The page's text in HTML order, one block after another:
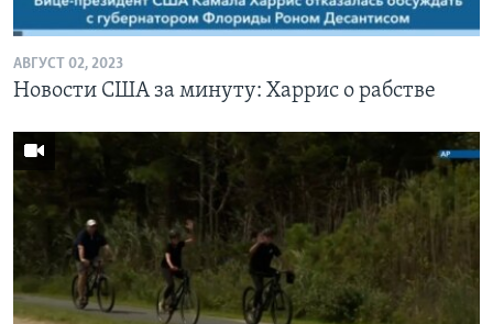
АВГУСТ 02, 2023
Новости США за минуту: Харрис о рабстве